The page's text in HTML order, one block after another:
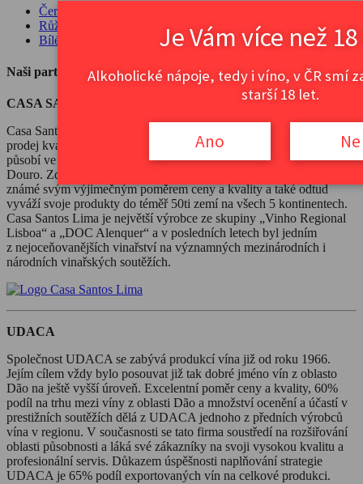
Červené víno
Růžové víno
Bílé víno
Naši partneři – vinařství
CASA SANTOS LIMA
Casa Santos Lima je rodinná firma zaměřená na výrobu, lahvování a
prodej kvalitních portugalských vín. Společnost přímo či nepřímo
působí ve vinařských regionech Lisabon, Alentejo, Vinho Verde a
Douro. Zde na vinicích o rozloze okolo 400 hektarů pěstuje víno
známé svým výjimečným poměrem ceny a kvality a také odtud
vyváží svoje produkty do téměř 50ti zemí na všech 5 kontinentech.
Casa Santos Lima je největší výrobce ze skupiny „Vinho Regional
Lisboa“ a „DOC Alenquer“ a v posledních letech byl jedním
z nejoceňovanějších vinařství na významných mezinárodních i
národních vinařských soutěžích.
UDACA
Společnost UDACA se zabývá produkcí vína již od roku 1966.
Jejím cílem vždy bylo posouvat již tak dobré jméno vín z oblasto
Dão na ještě vyšší úroveň. Excelentní poměr ceny a kvality, 60%
podíl na trhu mezi víny z oblasti Dão a množství ocenění a účastí v
prestižních soutěžích dělá z UDACA jednoho z předních výrobců
vína v regionu. V současnosti se tato firma soustředí na rozšiřování
oblasti působnosti a láká své zákazníky na svoji vysokou kvalitu a
profesionální servis. Důkazem úspěšnosti naplňování strategie
UDACA je 65% podíl exportovaných vín na celkové produkci.
Je Vám více než
Alkoholické nápoje, tedy i víno, v ČR smí
starší 18 let.
Ano Ne